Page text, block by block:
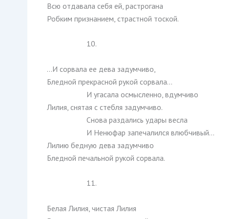
Всю отдавала себя ей, растрогана
Робким признанием, страстной тоской.
10.
…И сорвала ее дева задумчиво,
Бледной прекрасной рукой сорвала…
И угасала осмысленно, вдумчиво
Лилия, снятая с стебля задумчиво.
Снова раздались удары весла
И Ненюфар запечалился влюбчивый…
Лилию бедную дева задумчиво
Бледной печальной рукой сорвала.
11.
Белая Лилия, чистая Лилия